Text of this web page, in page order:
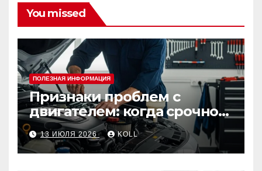
You missed
ПОЛЕЗНАЯ ИНФОРМАЦИЯ
Признаки проблем с
двигателем: когда срочно
ехать в сервис
13 ИЮЛЯ 2026 KOLL